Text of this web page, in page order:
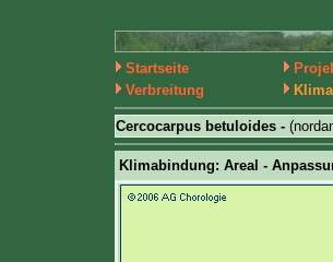
Startseite
Verbreitung
Cercocarpus betuloides -
Klimabindung: Areal -